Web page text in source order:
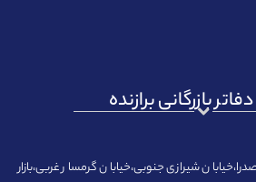
بازرگانی برازنده
شیرازی جنوبی،خیابان گرمسار غربی،بازار